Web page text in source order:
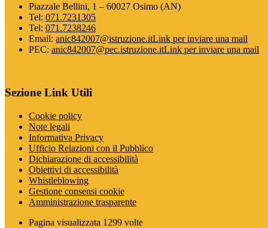
Piazzale Bellini, 1 – 60027 Osimo (AN)
Tel: 071.7231305
Tel: 071.7238246
Email: anic842007@istruzione.itLink per inviare una mail
PEC: anic842007@pec.istruzione.itLink per inviare una mail
Sezione Link Utili
Cookie policy
Note legali
Informativa Privacy
Ufficio Relazioni con il Pubblico
Dichiarazione di accessibilità
Obiettivi di accessibilità
Whistleblowing
Gestione consensi cookie
Amministrazione trasparente
Pagina visualizzata 1299 volte